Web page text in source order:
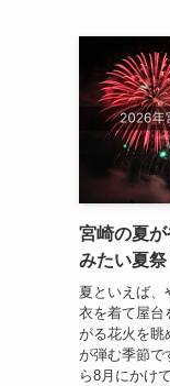
宮崎の夏
みたい夏祭
夏といえば、
衣を着て屋台
がる花火を眺
が弾む季節で
ら8月にかけ